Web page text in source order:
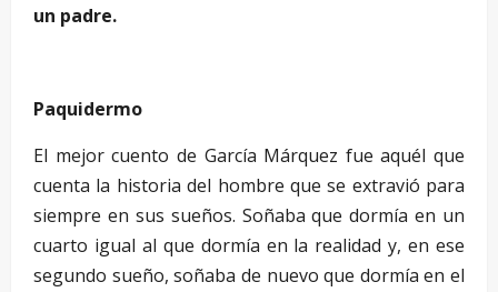
un padre.
Paquidermo
El mejor cuento de García Márquez fue aquél que
cuenta la historia del hombre que se extravió para
siempre en sus sueños. Soñaba que dormía en un
cuarto igual al que dormía en la realidad y, en ese
segundo sueño, soñaba de nuevo que dormía en el